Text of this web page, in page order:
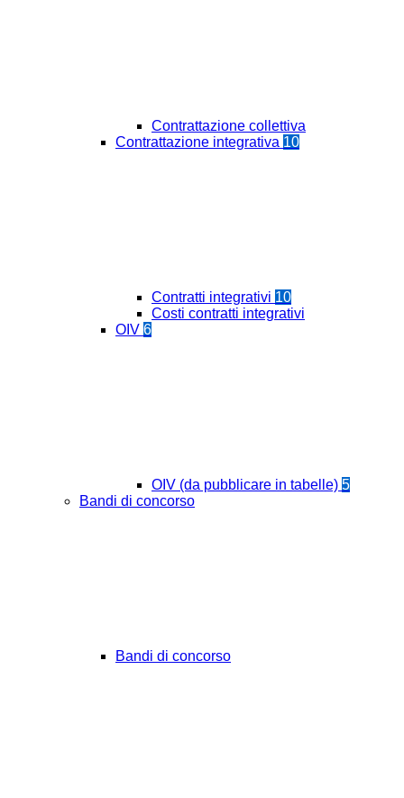
Contrattazione collettiva
Contrattazione integrativa 10
Contratti integrativi 10
Costi contratti integrativi
OIV 6
OIV (da pubblicare in tabelle) 5
Bandi di concorso
Bandi di concorso